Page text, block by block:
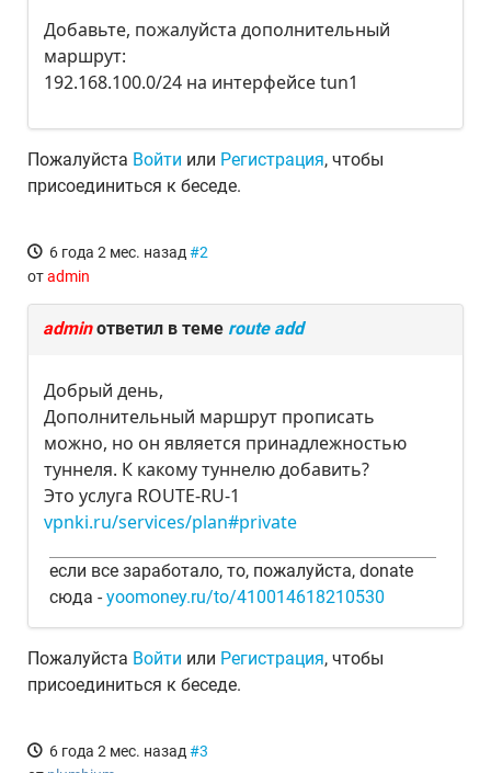
Добавьте, пожалуйста дополнительный
маршрут:
192.168.100.0/24 на интерфейсе tun1
Пожалуйста Войти или Регистрация, чтобы
присоединиться к беседе.
6 года 2 мес. назад #2
отadmin
adminответил в теме route add
Добрый день,
Дополнительный маршрут прописать
можно, но он является принадлежностью
туннеля. К какому туннелю добавить?
Это услуга ROUTE-RU-1
vpnki.ru/services/plan#private
если все заработало, то, пожалуйста, donate
сюда -yoomoney.ru/to/410014618210530
Пожалуйста Войти или Регистрация, чтобы
присоединиться к беседе.
6 года 2 мес. назад #3